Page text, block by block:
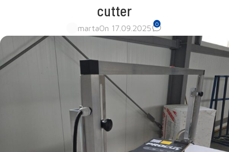
UK
DE
cutter
martaOn 17.09.2025 0